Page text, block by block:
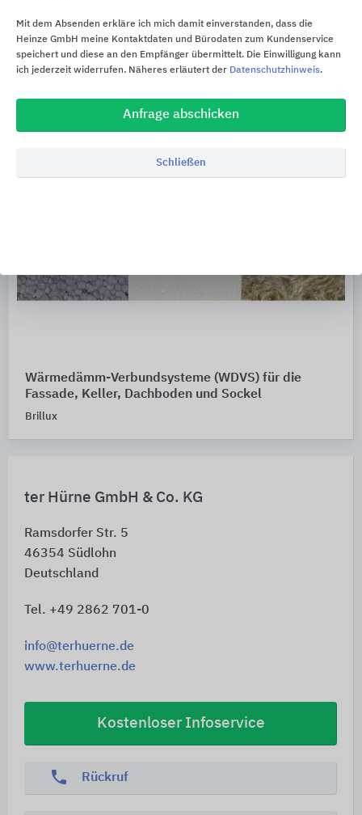
ter Hürne GmbH & Co. KG
Ramsdorfer Str. 5
46354 Südlohn
Deutschland
Tel. +49 2862 701-0
info@terhuerne.de
www.terhuerne.de
Kostenloser Infoservice
phone Rückruf
Wärmedämm-Verbundsysteme (WDVS) für die
Fassade, Keller, Dachboden und Sockel
Brillux
Mit dem Absenden erkläre ich mich damit einverstanden, dass die
Heinze GmbH meine Kontaktdaten und Bürodaten zum Kundenservice
speichert und diese an den Empfänger übermittelt. Die Einwilligung kann
ich jederzeit widerrufen. Näheres erläutert der Datenschutzhinweis.
Anfrage abschicken
Schließen